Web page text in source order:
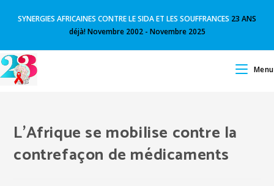
SYNERGIES AFRICAINES CONTRE LE SIDA ET LES SOUFFRANCES 23 ANS
déjà! Novembre 2002 - Novembre 2025
Menu
L’Afrique se mobilise contre la
contrefaçon de médicaments